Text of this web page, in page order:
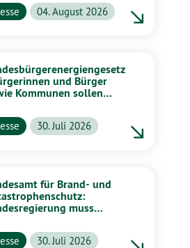
04. August 2026
und Bürger
Kommunen sollen
30. Juli 2026
für Brand- und
muss
30. Juli 2026